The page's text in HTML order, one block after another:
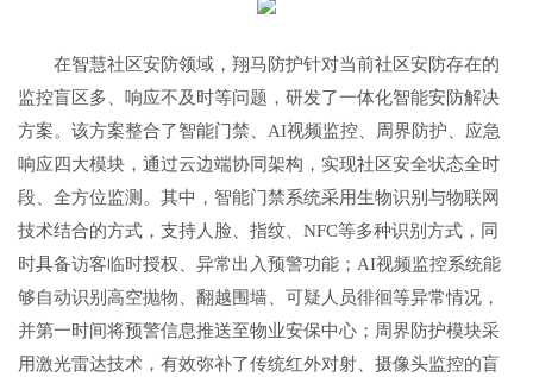
在智慧社区安防领域，翔马防护针对当前社区安防存在的
监控盲区多、响应不及时等问题，研发了一体化智能安防解决
方案。该方案整合了智能门禁、AI视频监控、周界防护、应急
响应四大模块，通过云边端协同架构，实现社区安全状态全时
段、全方位监测。其中，智能门禁系统采用生物识别与物联网
技术结合的方式，支持人脸、指纹、NFC等多种识别方式，同
时具备访客临时授权、异常出入预警功能；AI视频监控系统能
够自动识别高空抛物、翻越围墙、可疑人员徘徊等异常情况，
并第一时间将预警信息推送至物业安保中心；周界防护模块采
用激光雷达技术，有效弥补了传统红外对射、摄像头监控的盲